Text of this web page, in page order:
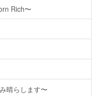
Rich〜
晴らします〜